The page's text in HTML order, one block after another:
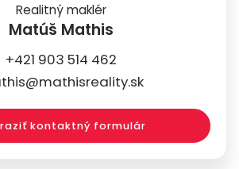
Realitný maklér
Matúš Mathis
+421 903 514 462
kontaktný formulár